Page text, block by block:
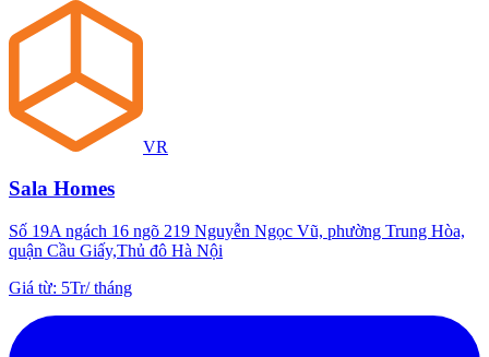
VR
Sala Homes
Số 19A ngách 16 ngõ 219 Nguyễn Ngọc Vũ, phường Trung Hòa,
quận Cầu Giấy,Thủ đô Hà Nội
Giá từ: 5Tr/tháng